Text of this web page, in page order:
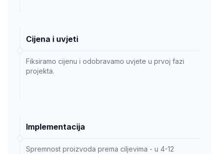
Cijena i uvjeti
Fiksiramo cijenu i odobravamo uvjete u prvoj fazi
projekta.
Implementacija
Spremnost proizvoda prema ciljevima - u 4-12